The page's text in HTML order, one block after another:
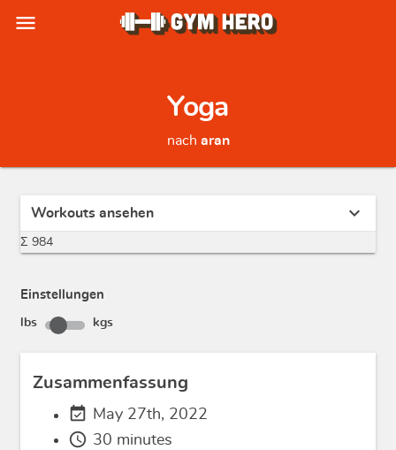
menu
Yoga
nach aran
Workouts ansehen expand_more
Σ 984
Einstellungen
lbs kgs
Zusammenfassung
event_available May 27th, 2022
schedule 30 minutes